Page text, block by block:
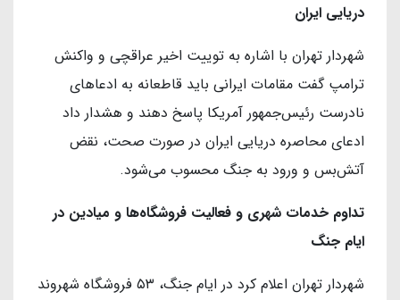
دریایی ایران
شهردار تهران با اشاره به توییت اخیر عراقچی و واکنش
ترامپ گفت مقامات ایرانی باید قاطعانه به ادعاهای
نادرست رئیس‌جمهور آمریکا پاسخ دهند و هشدار داد
ادعای محاصره دریایی ایران در صورت صحت، نقض
آتش‌بس و ورود به جنگ محسوب می‌شود.
تداوم خدمات شهری و فعالیت فروشگاه‌ها و میادین در
ایام جنگ
شهردار تهران اعلام کرد در ایام جنگ، ۵۳ فروشگاه شهروند